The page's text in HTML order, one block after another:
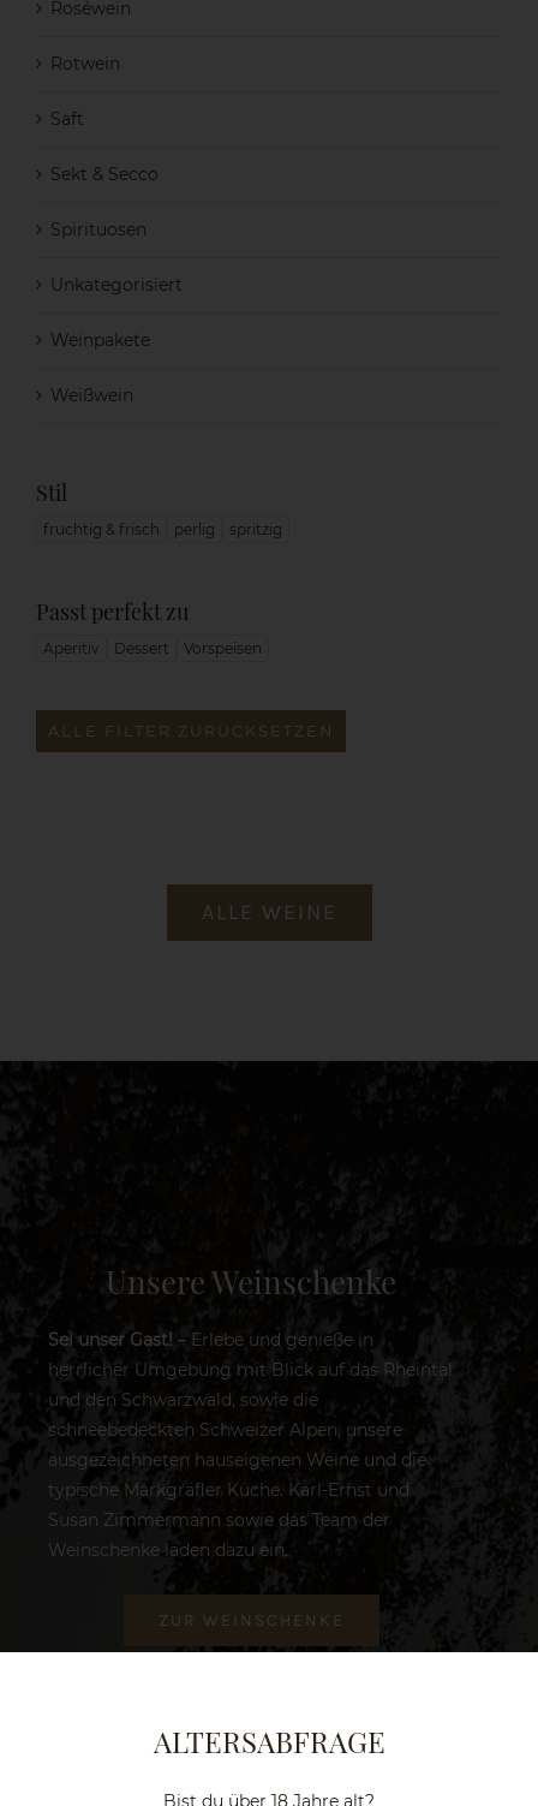
Roséwein
Rotwein
Saft
Sekt & Secco
Spirituosen
Unkategorisiert
Weinpakete
Weißwein
Stil
fruchtig & frisch perlig spritzig
Passt perfekt zu
Aperitiv Dessert Vorspeisen
ALLE FILTER ZURÜCKSETZEN
ALLE WEINE
Unsere Weinschenke
Sei unser Gast! – Erlebe und genieße in
herrlicher Umgebung mit Blick auf das Rheintal
und den Schwarzwald, sowie die
schneebedeckten Schweizer Alpen, unsere
ausgezeichneten hauseigenen Weine und die
typische Markgräfler Küche. Karl-Ernst und
Susan Zimmermann sowie das Team der
Weinschenke laden dazu ein.
ZUR WEINSCHENKE
Unser Weingut
ALTERSABFRAGE
Bist du über 18 Jahre alt?